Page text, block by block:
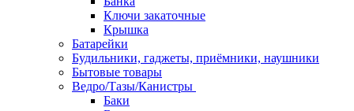
Ключи закаточные
Крышка
Батарейки
Будильники, гаджеты, приёмники, наушники
Бытовые товары
Ведро/Тазы/Канистры
Баки